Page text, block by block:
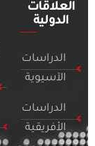
العلاقات
الدولية
الدراسات
الآسيوية
الدراسات
الأفريقية